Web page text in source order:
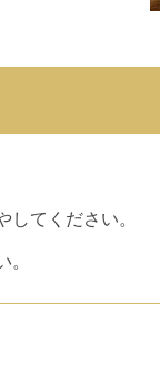
てください。
。